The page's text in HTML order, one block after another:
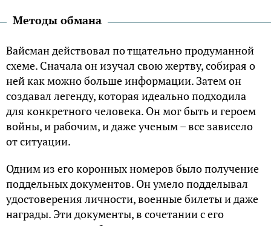
Методы обмана
Вайсман действовал по тщательно продуманной
схеме. Сначала он изучал свою жертву, собирая о
ней как можно больше информации. Затем он
создавал легенду, которая идеально подходила
для конкретного человека. Он мог быть и героем
войны, и рабочим, и даже ученым – все зависело
от ситуации.
Одним из его коронных номеров было получение
поддельных документов. Он умело подделывал
удостоверения личности, военные билеты и даже
награды. Эти документы, в сочетании с его